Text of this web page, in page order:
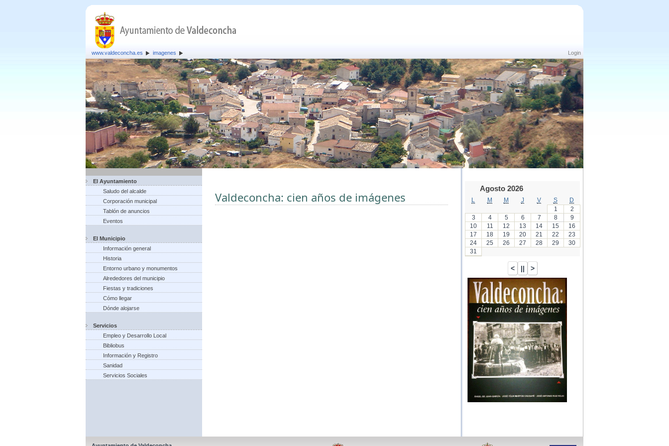
Login
www.valdeconcha.es imagenes
El Ayuntamiento
Saludo del alcalde
Corporación municipal
Tablón de anuncios
Eventos
El Municipio
Información general
Historia
Entorno urbano y monumentos
Alrededores del municipio
Fiestas y tradiciones
Cómo llegar
Dónde alojarse
Servicios
Empleo y Desarrollo Local
Bibliobus
Información y Registro
Sanidad
Servicios Sociales
Valdeconcha: cien años de imágenes
Agosto 2026
M M J V S
D
1
2
3
4 5 6 7 8
9
10
11 12 13 14 15
16
17
18 19 20 21 22
23
24
25 26 27 28 29
30
31